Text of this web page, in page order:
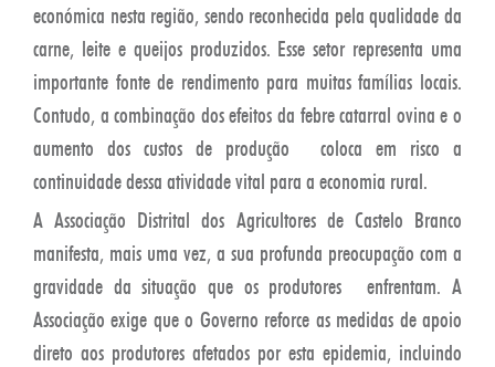
económica nesta região, sendo reconhecida pela qualidade da
carne, leite e queijos produzidos. Esse setor representa uma
importante fonte de rendimento para muitas famílias locais.
Contudo, a combinação dos efeitos da febre catarral ovina e o
aumento dos custos de produção coloca em risco a
continuidade dessa atividade vital para a economia rural.
A Associação Distrital dos Agricultores de Castelo Branco
manifesta, mais uma vez, a sua profunda preocupação com a
gravidade da situação que os produtores enfrentam. A
Associação exige que o Governo reforce as medidas de apoio
direto aos produtores afetados por esta epidemia, incluindo